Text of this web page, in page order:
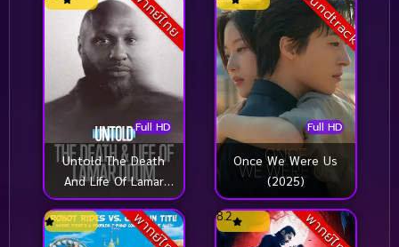
พากย์ไทย
Full HD
Untold The Death
And Life Of Lamar
Odom ความตายและ
ชีวิตของลามาร์ โอดอม
(2026)
Soundtrack
Full HD
Once We Were Us
(2025)
8.2